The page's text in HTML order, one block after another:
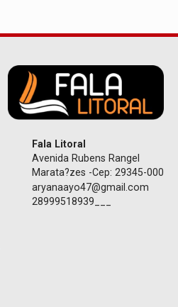
Fala Litoral
Avenida Rubens Rangel
Marata?zes -Cep: 29345-000
aryanaayo47@gmail.com
28999518939___